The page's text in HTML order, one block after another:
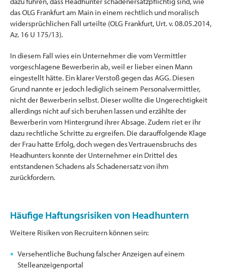
das OLG Frankfurt am Main in einem rechtlich und moralisch
widersprüchlichen Fall urteilte (OLG Frankfurt, Urt. v. 08.05.2014,
Az. 16 U 175/13).
In diesem Fall wies ein Unternehmer die vom Vermittler
vorgeschlagene Bewerberin ab, weil er lieber einen Mann
eingestellt hätte. Ein klarer Verstoß gegen das AGG. Diesen
Grund nannte er jedoch lediglich seinem Personalvermittler,
nicht der Bewerberin selbst. Dieser wollte die Ungerechtigkeit
allerdings nicht auf sich beruhen lassen und erzählte der
Bewerberin vom Hintergrund ihrer Absage. Zudem riet er ihr
dazu rechtliche Schritte zu ergreifen. Die darauffolgende Klage
der Frau hatte Erfolg, doch wegen des Vertrauensbruchs des
Headhunters konnte der Unternehmer ein Drittel des
entstandenen Schadens als Schadenersatz von ihm
zurückfordern.
Häufige Haftungsrisiken von Headhuntern
Weitere Risiken von Recruitern können sein:
Versehentliche Buchung falscher Anzeigen auf einem
Stelleanzeigenportal